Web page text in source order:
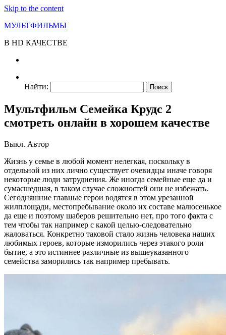
Skip to the content
МУЛЬТФИЛЬМЫ
В HD КАЧЕСТВЕ
Найти:
Мультфильм Семейка Крудс 2
смотреть онлайн в хорошем качестве
Выкл. Автор
Жизнь у семье в любой момент нелегкая, поскольку в
отдельной из них лично существует очевидцы иначе говоря
некоторые люди затруднения. Же иногда семейные еще да и
сумасшедшая, в таком случае сложностей они не избежать.
Сегодняшние главные герои водятся в этом урезанной
жилплощади, местопребывание около их составе малюсенькое
да еще и поэтому шаберов решительно нет, про того факта с
тем чтобы так например с какой целью-следовательно
жаловаться. Конкретно таковой стало жизнь человека наших
любимых героев, которые изморились через этакого роли
бытие, а это истиннее различные из вышеуказанного
семейства заморились так например пребывать.